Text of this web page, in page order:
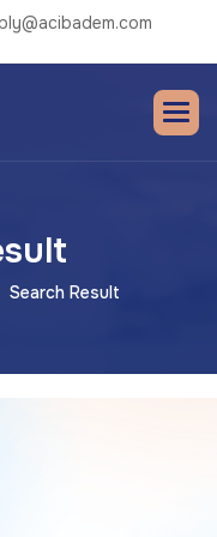
Search Result